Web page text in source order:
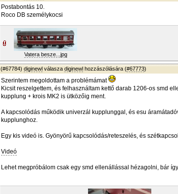
Postabontás 10.
Roco DB személykocsi
Vatera besze...jpg
(#67784) diginewl válasza diginewl hozzászólására (#67773)
Szerintem megoldottam a problémámat
Kicsit reszelgettem, és felhasználtam kettő darab 1206-os smd
kupplung + krois MK2 is ütközőig ment.
A kapcsolódás működik univerzál kupplunggal, és esu
kupplunghoz.
Egy kis videó is. Gyönyörű kapcsolódás/reteszelés, és
Videó
Lehet megpróbálom csak egy smd ellenállással hézagolni, bár